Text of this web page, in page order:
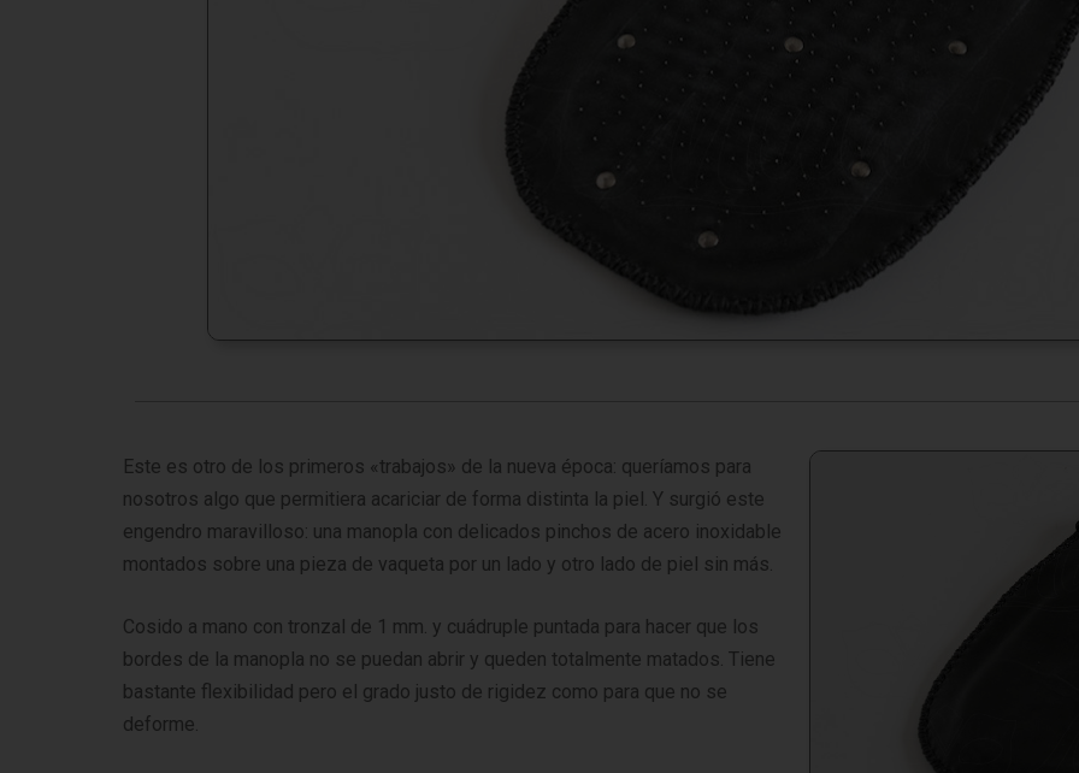
Este es otro de los primeros «trabajos» de la nueva época: queríamos para
nosotros algo que permitiera acariciar de forma distinta la piel. Y surgió este
engendro maravilloso: una manopla con delicados pinchos de acero inoxidable
montados sobre una pieza de vaqueta por un lado y otro lado de piel sin más.
Cosido a mano con tronzal de 1 mm. y cuádruple puntada para hacer que los
bordes de la manopla no se puedan abrir y queden totalmente matados. Tiene
bastante flexibilidad pero el grado justo de rigidez como para que no se
deforme.